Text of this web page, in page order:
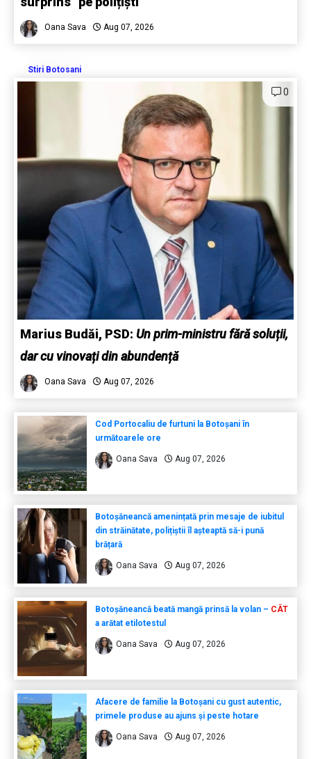
Oana Sava Aug 07, 2026
Stiri Botosani
0
Marius Budăi, PSD: Un prim-ministru fără soluții,
dar cu vinovați din abundență
Oana Sava Aug 07, 2026
Cod Portocaliu de furtuni la Botoșani în
următoarele ore
Oana Sava Aug 07, 2026
Botoșăneancă amenințată prin mesaje de iubitul
din străinătate, polițiștii îl așteaptă să-i pună
brățară
Oana Sava Aug 07, 2026
Botoșăneancă beată mangă prinsă la volan – CÂT
a arătat etilotestul
Oana Sava Aug 07, 2026
Afacere de familie la Botoșani cu gust autentic,
primele produse au ajuns și peste hotare
Oana Sava Aug 07, 2026